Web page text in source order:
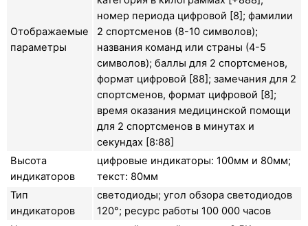
Отображаемые
параметры
номер периода цифровой [8]; фамилии
2 спортсменов (8-10 символов);
названия команд или страны (4-5
символов); баллы для 2 спортсменов,
формат цифровой [88]; замечания для 2
спортсменов, формат цифровой [8];
время оказания медицинской помощи
для 2 спортсменов в минутах и
секундах [8:88]
Высота
индикаторов
цифровые индикаторы: 100мм и 80мм;
текст: 80мм
Тип
индикаторов
светодиоды; угол обзора светодиодов
120°; ресурс работы 100 000 часов